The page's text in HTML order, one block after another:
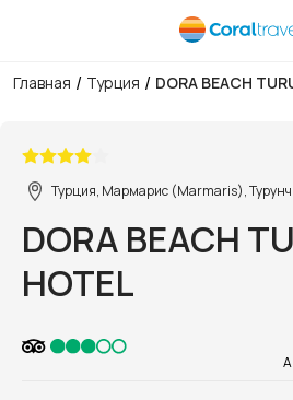
Главная / Турция / DORA BEACH
Турция, Мармарис (Marmaris),
DORA BEACH
HOTEL